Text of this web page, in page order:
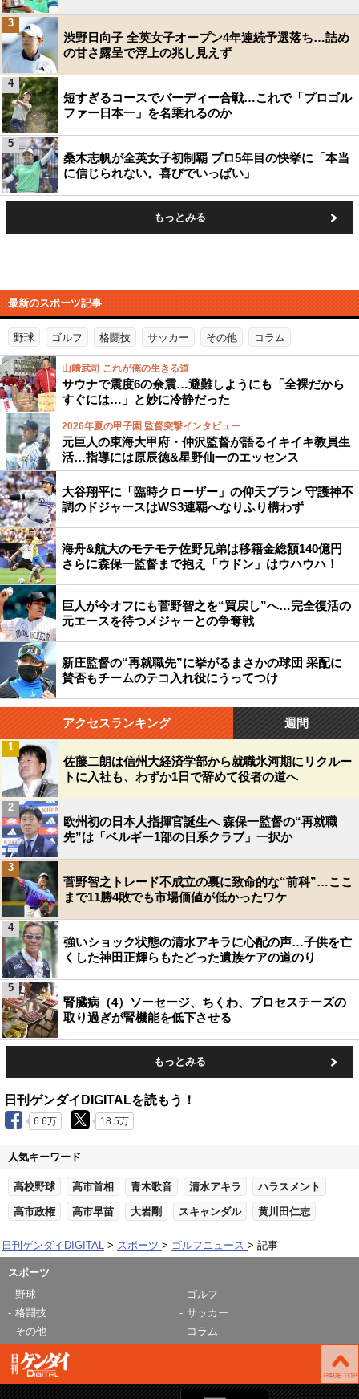
渋野日向子 全英女子オープン4年連続予選落ち…詰め
の甘さ露呈で浮上の兆し見えず
3
短すぎるコースでバーディー合戦…これで「プロゴル
ファー日本一」を名乗れるのか
4
桑木志帆が全英女子初制覇 プロ5年目の快挙に「本当
に信じられない。喜びでいっぱい」
5
もっとみる
最新のスポーツ記事
野球 ゴルフ 格闘技 サッカー その他 コラム
山﨑武司 これが俺の生きる道
サウナで震度6の余震…避難しようにも「全裸だから
すぐには…」と妙に冷静だった
2026年夏の甲子園 監督突撃インタビュー
元巨人の東海大甲府・仲沢監督が語るイキイキ教員生
活…指導には原辰徳&星野仙一のエッセンス
大谷翔平に「臨時クローザー」の仰天プラン 守護神不
調のドジャースはWS3連覇へなりふり構わず
海舟&航大のモテモテ佐野兄弟は移籍金総額140億円
さらに森保一監督まで抱え「ウドン」はウハウハ！
巨人が今オフにも菅野智之を“買戻し”へ…完全復活の
元エースを待つメジャーとの争奪戦
新庄監督の“再就職先”に挙がるまさかの球団 采配に
賛否もチームのテコ入れ役にうってつけ
アクセスランキング 週間
佐藤二朗は信州大経済学部から就職氷河期にリクルー
トに入社も、わずか1日で辞めて役者の道へ
1
欧州初の日本人指揮官誕生へ 森保一監督の“再就職
先”は「ベルギー1部の日系クラブ」一択か
2
菅野智之トレード不成立の裏に致命的な“前科”…ここ
まで11勝4敗でも市場価値が低かったワケ
3
強いショック状態の清水アキラに心配の声…子供を亡
くした神田正輝らもたどった遺族ケアの道のり
4
腎臓病（4）ソーセージ、ちくわ、プロセスチーズの
取り過ぎが腎機能を低下させる
5
もっとみる
日刊ゲンダイDIGITALを読もう！
6.6万 18.5万
人気キーワード
高校野球 高市首相 青木歌音 清水アキラ ハラスメント
高市政権 高市早苗 大岩剛 スキャンダル 黄川田仁志
日刊ゲンダイDIGITAL スポーツ ゴルフニュース 記事
スポーツ
野球
ゴルフ
格闘技
サッカー
その他
コラム